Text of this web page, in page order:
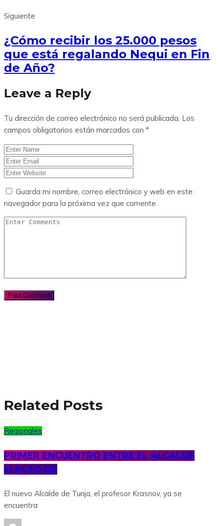
Siguiente
¿Cómo recibir los 25.000 pesos
que está regalando Nequi en Fin
de Año?
Leave a Reply
Tu dirección de correo electrónico no será publicada. Los
campos obligatorios están marcados con *
Guarda mi nombre, correo electrónico y web en este
navegador para la próxima vez que comente.
Related Posts
Regionales
PRIMER ENCUENTRO ENTRE EL ALCALDE
ELECTO DE
El nuevo Alcalde de Tunja, el profesor Krasnov, ya se
encuentra